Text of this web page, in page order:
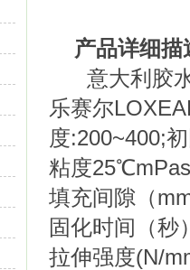
产品详细描
意大利胶水
乐赛尔
度:200~400;
粘度
填充间隙（
固化时间（秒
拉伸强度(N/